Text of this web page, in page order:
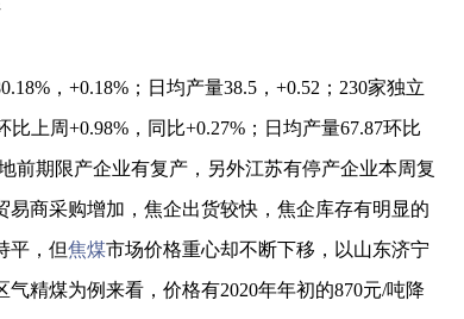
，+0.18%；日均产量38.5，+0.52；230家独立
上周+0.98%，同比+0.27%；日均产量67.87环比
前期限产企业有复产，另外江苏有停产企业本周复
易商采购增加，焦企出货较快，焦企库存有明显的
平，但焦煤市场价格重心却不断下移，以山东济宁
精煤为例来看，价格有2020年年初的870元/吨降